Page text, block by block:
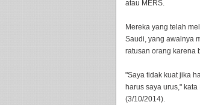
atau MERS.
Mereka yang telah
Saudi, yang awalnya
ratusan orang karena
"Saya tidak kuat jika
harus saya urus,"
(3/10/2014).